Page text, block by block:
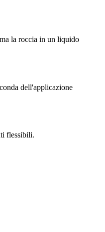
la roccia in un liquido
dell'applicazione
flessibili.